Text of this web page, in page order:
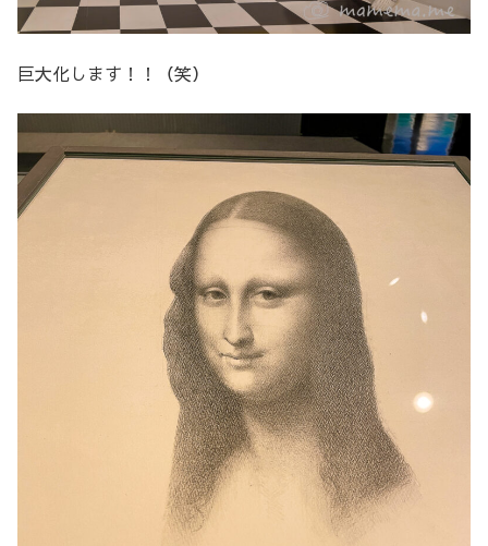
巨大化します！！（笑）